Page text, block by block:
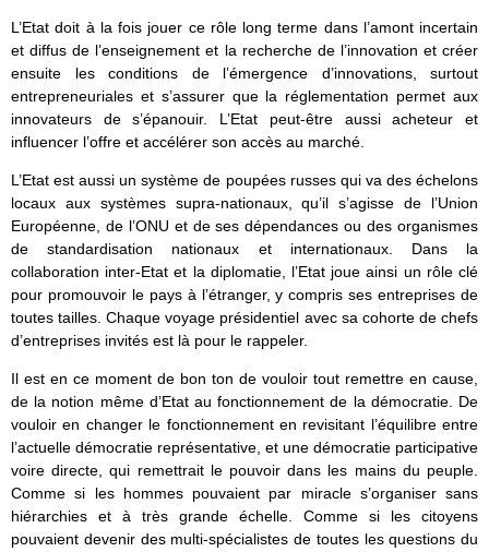
L’Etat doit à la fois jouer ce rôle long terme dans l’amont incertain
et diffus de l’enseignement et la recherche de l’innovation et créer
ensuite les conditions de l’émergence d’innovations, surtout
entrepreneuriales et s’assurer que la réglementation permet aux
innovateurs de s’épanouir. L’Etat peut-être aussi acheteur et
influencer l’offre et accélérer son accès au marché.
L’Etat est aussi un système de poupées russes qui va des échelons
locaux aux systèmes supra-nationaux, qu’il s’agisse de l’Union
Européenne, de l’ONU et de ses dépendances ou des organismes
de standardisation nationaux et internationaux. Dans la
collaboration inter-Etat et la diplomatie, l’Etat joue ainsi un rôle clé
pour promouvoir le pays à l’étranger, y compris ses entreprises de
toutes tailles. Chaque voyage présidentiel avec sa cohorte de chefs
d’entreprises invités est là pour le rappeler.
Il est en ce moment de bon ton de vouloir tout remettre en cause,
de la notion même d’Etat au fonctionnement de la démocratie. De
vouloir en changer le fonctionnement en revisitant l’équilibre entre
l’actuelle démocratie représentative, et une démocratie participative
voire directe, qui remettrait le pouvoir dans les mains du peuple.
Comme si les hommes pouvaient par miracle s’organiser sans
hiérarchies et à très grande échelle. Comme si les citoyens
pouvaient devenir des multi-spécialistes de toutes les questions du